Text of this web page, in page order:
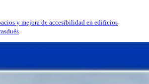
y mejora de accesibilidad en edificios